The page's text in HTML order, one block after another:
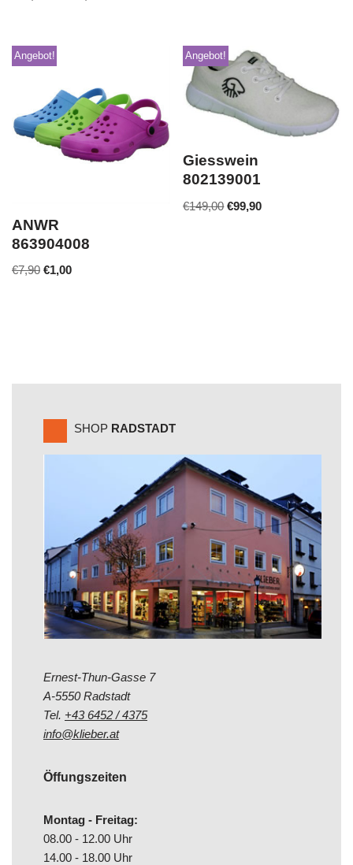
Angebot!
ANWR
863904008
€7,90 €1,00
Angebot!
Giesswein
802139001
€149,00 €99,90
SHOP RADSTADT
Ernest-Thun-Gasse 7
A-5550 Radstadt
Tel. +43 6452 / 4375
info@klieber.at
Öffungszeiten
Montag - Freitag:
08.00 - 12.00 Uhr
14.00 - 18.00 Uhr